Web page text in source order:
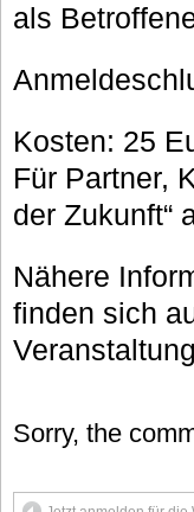
als
Kosten: 25
Für Partner,
der Zukunft“
Nähere
finden sich
Sorry, the